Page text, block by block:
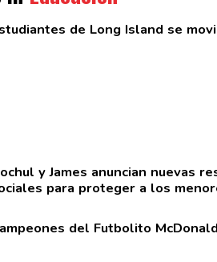
de Long Island se
y James anuncian nuevas
para proteger a los
del Futbolito